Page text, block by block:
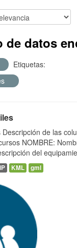
de datos
Etiquetas:
Descripción de las
NOMBRE:
del
KML gml